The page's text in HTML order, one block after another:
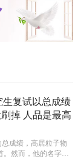
生复试以总成绩
掉 人品是最高
成绩，高居粒子物
。然而，他的名字后